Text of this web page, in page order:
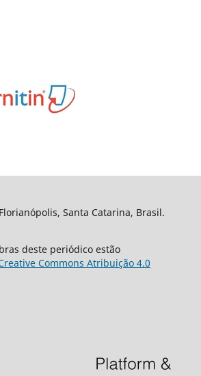
Santa Catarina, Brasil.
deste periódico estão
Commons Atribuição 4.0